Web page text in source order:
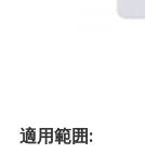
さ
適用範囲: